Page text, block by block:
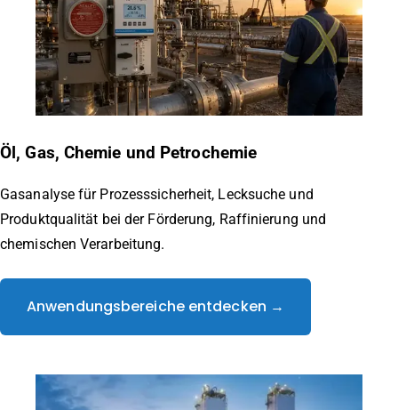
Öl, Gas, Chemie und Petrochemie
Gasanalyse für Prozesssicherheit, Lecksuche und
Produktqualität bei der Förderung, Raffinierung und
chemischen Verarbeitung.
Anwendungsbereiche entdecken →